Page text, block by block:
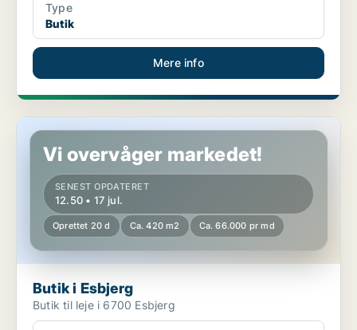
Type
Butik
Mere info
Butik i Esbjerg
Vi overvåger markedet!
SENEST OPDATERET
12.50 • 17 jul.
Oprettet 20 d Ca. 420 m2 Ca. 66.000 pr md
Butik i Esbjerg
Butik til leje i 6700 Esbjerg